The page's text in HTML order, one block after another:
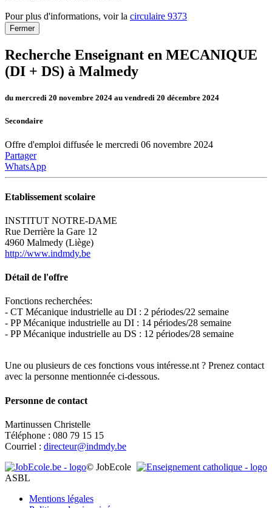
Pour plus d'informations, voir la circulaire 9373
Fermer
Recherche Enseignant en MECANIQUE
(DI + DS) à Malmedy
du mercredi 20 novembre 2024 au vendredi 20 décembre 2024
Secondaire
Offre d'emploi diffusée le mercredi 06 novembre 2024
Partager
WhatsApp
Etablissement scolaire
INSTITUT NOTRE-DAME
Rue Derrière la Gare 12
4960 Malmedy (Liège)
http://www.indmdy.be
Détail de l'offre
Fonctions recherchées:
- CT Mécanique industrielle au DI : 2 périodes/22 semaine
- PP Mécanique industrielle au DI : 14 périodes/28 semaine
- PP Mécanique industrielle au DS : 12 périodes/28 semaine
Une ou plusieurs de ces fonctions vous intéresse.nt ? Prenez contact
avec la personne mentionnée ci-dessous.
Personne de contact
Martinussen Christelle
Téléphone : 080 79 15 15
Courriel : directeur@indmdy.be
INSTITUT NOTRE-DAME
+
Leaflet|
© JobEcole
ASBL
Mentions légales